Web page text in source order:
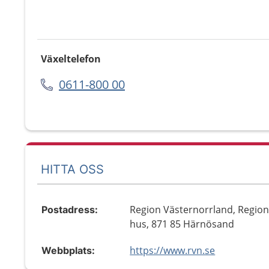
Växeltelefon
0611-800 00
HITTA OSS
Postadress:
Region Västernorrland,
hus, 871 85 Härnösand
Webbplats: https://www.rvn.se